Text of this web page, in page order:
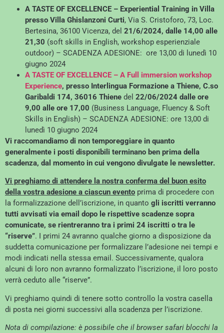
A TASTE OF EXCELLENCE – Experiential Training in Villa
presso Villa Ghislanzoni Curti, Via S. Cristoforo, 73, Loc.
Bertesina, 36100 Vicenza, del 21/6/2024, dalle 14,00 alle
21,30 (soft skills in English, workshop esperienziale
outdoor) – SCADENZA ADESIONE: ore 13,00 di lunedì 10
giugno 2024
A TASTE OF EXCELLENCE – A Full immersion workshop
Experience, presso Interlingua Formazione a Thiene, C.so
Garibaldi 174, 36016 Thiene del 22/06/2024 dalle ore
9,00 alle ore 17,00 (Business Language, Fluency & Soft
Skills in English) – SCADENZA ADESIONE: ore 13,00 di
lunedì 10 giugno 2024
Vi raccomandiamo di non temporeggiare in quanto
generalmente i posti disponibili terminano ben prima della
scadenza, dal momento in cui vengono divulgate le newsletter.
Vi preghiamo di attendere la nostra conferma del buon esito
della vostra adesione a ciascun evento prima di procedere con
la formalizzazione dell’iscrizione, in quanto gli iscritti verranno
tutti avvisati via email dopo le rispettive scadenze sopra
comunicate, se rientreranno tra i primi 24 iscritti o tra le
“riserve”. I primi 24 avranno qualche giorno a disposizione da
suddetta comunicazione per formalizzare l’adesione nei tempi e
modi indicati nella stessa email. Successivamente, qualora
alcuni di loro non avranno formalizzato l’iscrizione, il loro posto
verrà ceduto alle “riserve”.
Vi preghiamo quindi di tenere sotto controllo la vostra casella
di posta nei giorni successivi alla scadenza per l’iscrizione.
Nota di compilazione: è possibile che il browser safari blocchi la